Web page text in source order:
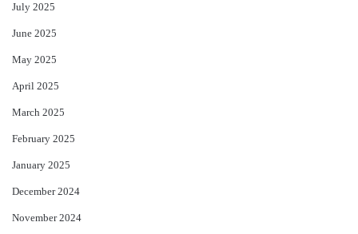
July 2025
June 2025
May 2025
April 2025
March 2025
February 2025
January 2025
December 2024
November 2024